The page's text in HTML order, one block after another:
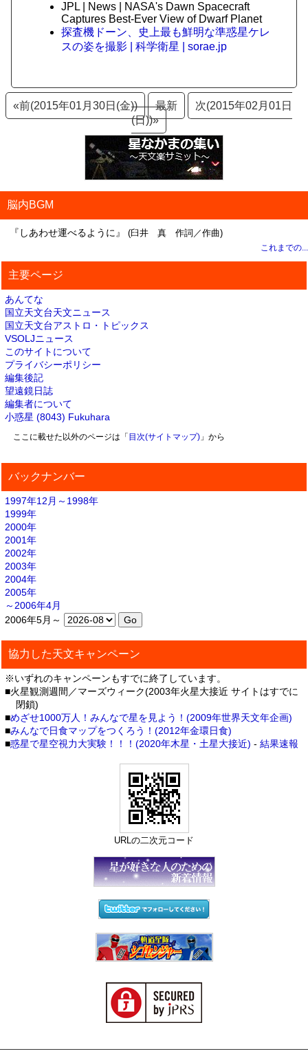
JPL | News | NASA's Dawn Spacecraft
Captures Best-Ever View of Dwarf Planet
探査機ドーン、史上最も鮮明な準惑星ケレ
スの姿を撮影 | 科学衛星 | sorae.jp
«前(2015年01月30日(金)) 最新
次(2015年02月01日
(日))»
脳内BGM
『しあわせ運べるように』 (臼井 真 作詞／作曲)
これまでの...
主要ページ
あんてな
国立天文台天文ニュース
国立天文台アストロ・トピックス
VSOLJニュース
このサイトについて
プライバシーポリシー
編集後記
望遠鏡日誌
編集者について
小惑星 (8043) Fukuhara
ここに載せた以外のページは「 目次(サイトマップ)」から
バックナンバー
1997年12月～1998年
1999年
2000年
2001年
2002年
2003年
2004年
2005年
～2006年4月
2006年5月～
協力した天文キャンペーン
※いずれのキャンペーンもすでに終了しています。
■火星観測週間／マーズウィーク(2003年火星大接近 サイトはすでに
閉鎖)
■めざせ1000万人！みんなで星を見よう！(2009年世界天文年企画)
■みんなで日食マップをつくろう！(2012年金環日食)
■惑星で星空視力大実験！！！(2020年木星・土星大接近) - 結果速報
URLの二次元コード